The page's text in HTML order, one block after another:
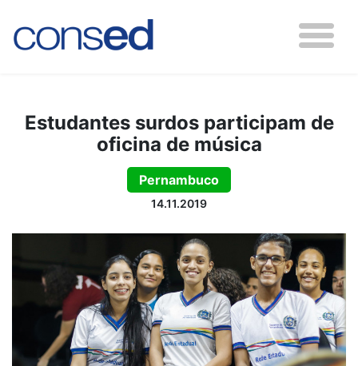
Estudantes surdos participam de
oficina de música
Pernambuco
14.11.2019